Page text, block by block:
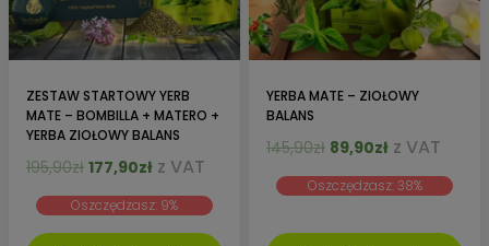
ZESTAW STARTOWY YERB
MATE – BOMBILLA + MATERO +
YERBA ZIOŁOWY BALANS
195,90zł Pierwotna
wynosiła:
195,90zł.
177,90złAktualna
wynosi:
177,90zł.
z VAT
Oszczędzasz: 9%
YERBA MATE – ZIOŁOWY
BALANS
145,90zł Pierwotna
wynosiła:
89,90złAktualna
wynosi:
z VAT
Oszczędzasz: 38%